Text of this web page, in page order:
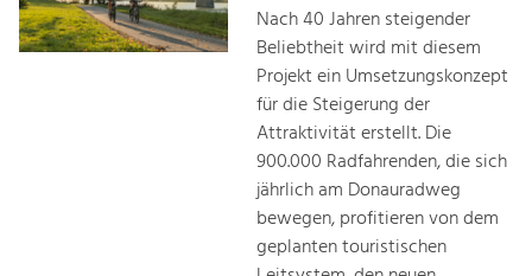
Nach 40 Jahren steigender
Beliebtheit wird mit diesem
Projekt ein Umsetzungskonzept
für die Steigerung der
Attraktivität erstellt. Die
900.000 Radfahrenden, die sich
jährlich am Donauradweg
bewegen, profitieren von dem
geplanten touristischen